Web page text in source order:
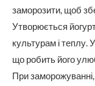
заморозити, щоб
Утворюється
культурам і теплу.
що робить його
При